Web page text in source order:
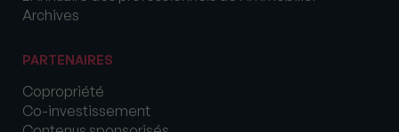
Archives
PARTENAIRES
Copropriété
Co-investissement